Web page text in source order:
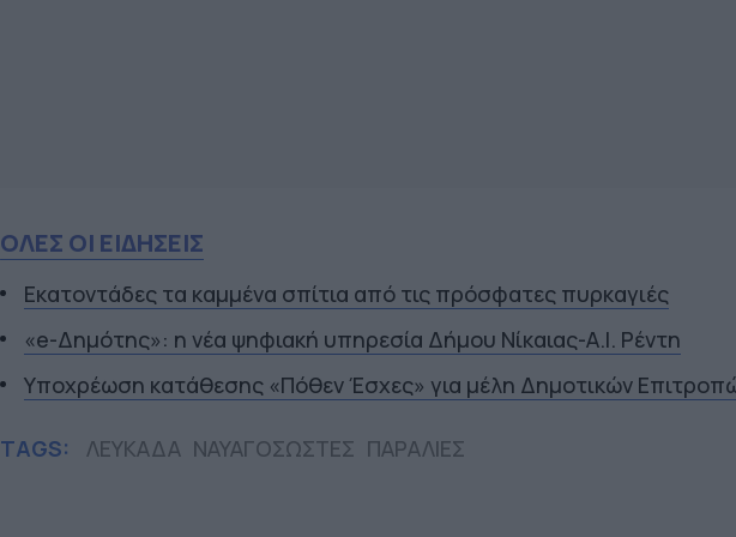
ΟΛΕΣ ΟΙ ΕΙΔΗΣΕΙΣ
Εκατοντάδες τα καμμένα σπίτια από τις πρόσφατες πυρκαγιές
«e-Δημότης»: η νέα ψηφιακή υπηρεσία Δήμου Νίκαιας-Α.I. Ρέντη
Υποχρέωση κατάθεσης «Πόθεν Έσχες» για μέλη Δημοτικών
TAGS: ΛΕΥΚΑΔΑ ΝΑΥΑΓΟΣΩΣΤΕΣ ΠΑΡΑΛΙΕΣ